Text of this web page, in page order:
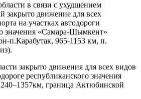
в связи с ухудшением
закрыто движение для всех
на участках автодороги
значения «Самара-Шымкент»
п.Карабутак, 965-1153 км, п.
закрыто движения для всех видов
республиканского значения
граница Актюбинской